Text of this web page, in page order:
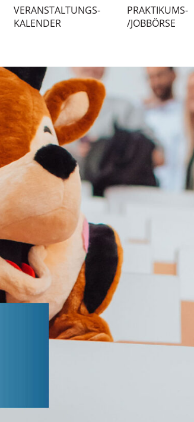
VERANSTALTUNGS-
KALENDER
PRAKTIKUMS-
/JOBBÖRSE